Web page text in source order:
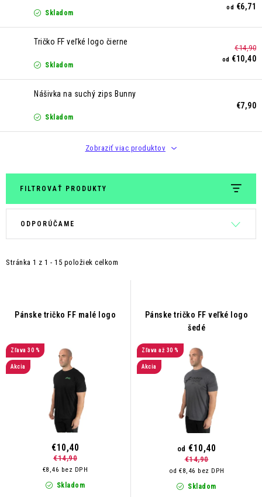
Skladom
od €6,71
Tričko FF veľké logo čierne
Skladom
€14,90
od €10,40
Nášivka na suchý zips Bunny
Skladom
€7,90
Zobraziť viac produktov
FILTROVAŤ PRODUKTY
i
d
u
Stránka 1 z 1 - 15 položiek celkom
e
r
o
ODPORÚČAME
Pánske tričko FF malé logo
30 %
Akcia
Skladom
€8,46 bez DPH
€10,40
€14,90
Pánske tričko FF veľké logo
šedé
až 30 %
Akcia
Skladom
od €8,46 bez DPH
od €10,40
€14,90